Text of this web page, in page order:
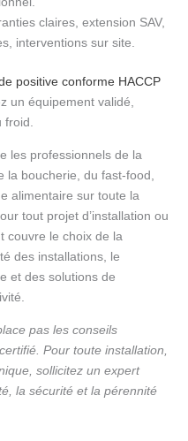
claires, extension SAV,
interventions sur site.
positive conforme HACCP
un équipement validé,
les professionnels de la
la boucherie, du fast-food,
alimentaire sur toute la
tout projet d’installation ou
couvre le choix de la
des installations, le
et des solutions de
pas les conseils
Pour toute installation,
sollicitez un expert
la sécurité et la pérennité